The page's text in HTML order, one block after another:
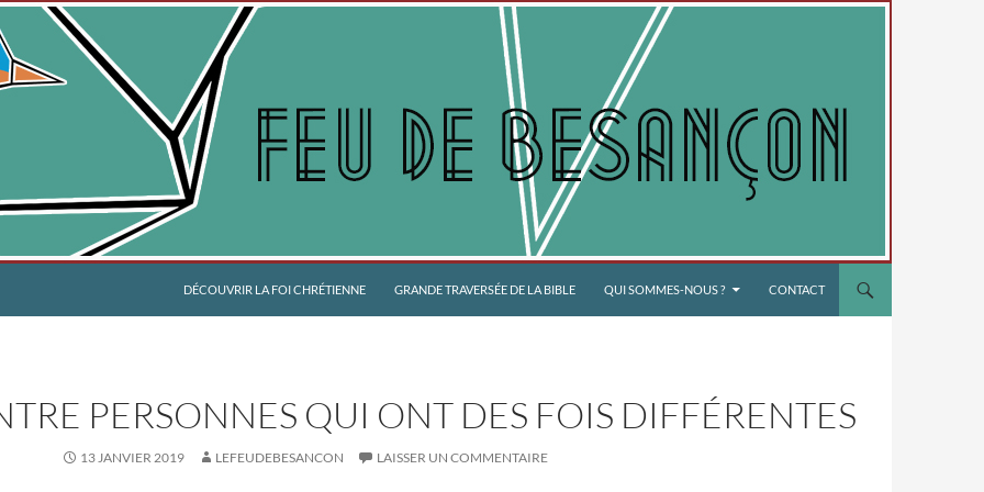
DÉCOUVRIR LA FOI CHRÉTIENNE GRANDE TRAVERSÉE DE LA BIBLE QUI SOMMES-NOUS ? CONTACT
PERSONNES QUI ONT DES FOIS DIFFÉRENTES
13 JANVIER 2019 LEFEUDEBESANCON LAISSER UN COMMENTAIRE